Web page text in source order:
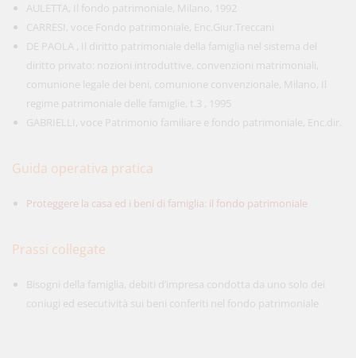
AULETTA, Il fondo patrimoniale, Milano, 1992
CARRESI, voce Fondo patrimoniale, Enc.Giur.Treccani
DE PAOLA , Il diritto patrimoniale della famiglia nel sistema del
diritto privato: nozioni introduttive, convenzioni matrimoniali,
comunione legale dei beni, comunione convenzionale, Milano, Il
regime patrimoniale delle famiglie, t.3 , 1995
GABRIELLI, voce Patrimonio familiare e fondo patrimoniale, Enc.dir.
Guida operativa pratica
Proteggere la casa ed i beni di famiglia: il fondo patrimoniale
Prassi collegate
Bisogni della famiglia, debiti d’impresa condotta da uno solo dei
coniugi ed esecutività sui beni conferiti nel fondo patrimoniale